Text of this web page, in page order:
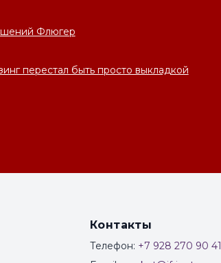
Флюгер
перестал быть просто выкладкой
Контакты
Телефон: +7 928 270 90 41